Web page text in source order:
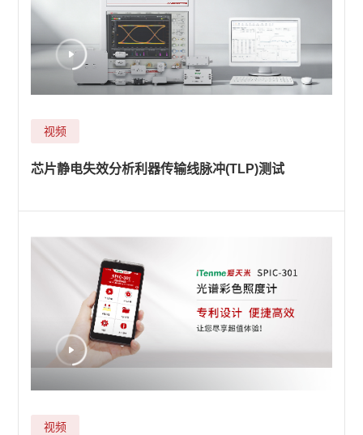
视频
芯片静电失效分析利器传输线脉冲(TLP)测试
视频